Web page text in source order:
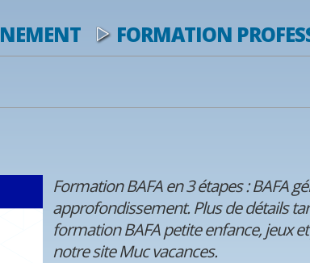
FORMATION
Formation BAFA en 3 étapes : BAFA
approfondissement. Plus de détails
formation BAFA petite enfance, jeux
notre site Muc vacances.